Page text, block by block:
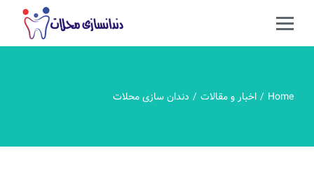
Home اخبار و مقالات دندان سازی محلات